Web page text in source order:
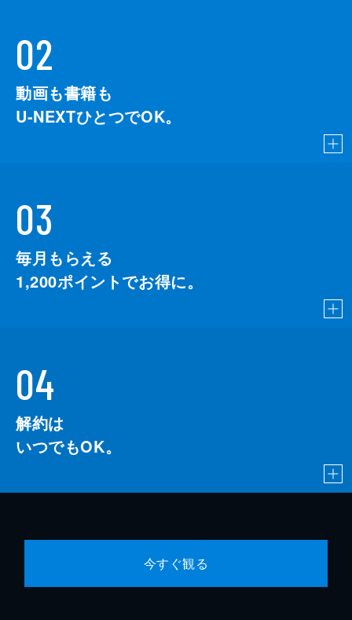
02
動画も書籍も
U-NEXTひとつでOK。
03
毎月もらえる
1,200ポイントでお得に。
04
解約は
いつでもOK。
今すぐ観る